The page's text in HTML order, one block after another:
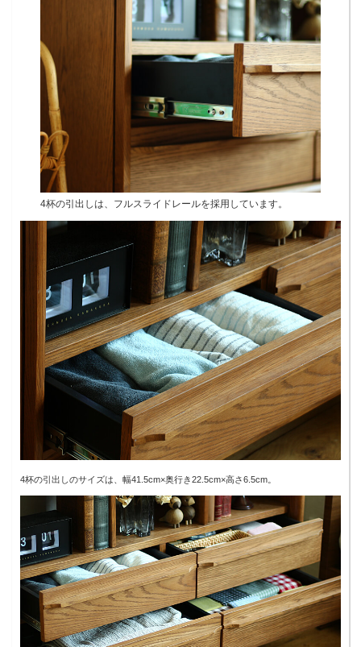
4杯の引出しは、フルスライドレールを採用しています。
4杯の引出しのサイズは、幅41.5cm×奥行き22.5cm×高さ6.5cm。